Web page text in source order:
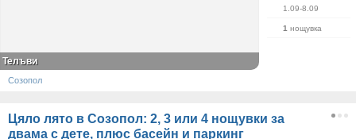
1.09-8.09
1 нощувка
Телъви
Созопол
Цяло лято в Созопол: 2, 3 или 4 нощувки за
двама с дете, плюс басейн и паркинг